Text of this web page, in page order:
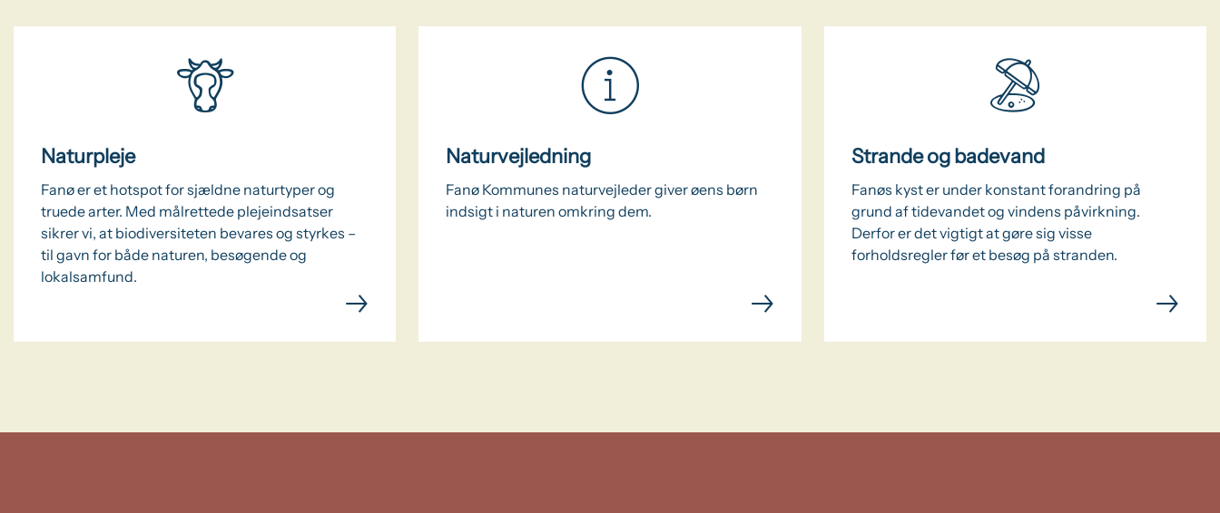
Naturpleje
Fanø er et hotspot for sjældne naturtyper og
truede arter. Med målrettede plejeindsatser
sikrer vi, at biodiversiteten bevares og styrkes –
til gavn for både naturen, besøgende og
lokalsamfund.
Naturvejledning
Fanø Kommunes naturvejleder giver øens børn
indsigt i naturen omkring dem.
Strande og badevand
Fanøs kyst er under konstant forandring på
grund af tidevandet og vindens påvirkning.
Derfor er det vigtigt at gøre sig visse
forholdsregler før et besøg på stranden.